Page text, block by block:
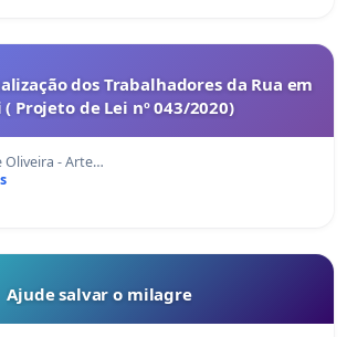
dos Trabalhadores da Rua em
Projeto de Lei nº 043/2020)
Oliveira - Arte…
Ajude salvar o milagre